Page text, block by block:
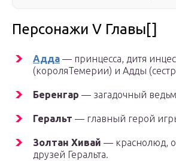
Персонажи V Главы[]
Адда — принцесса, дитя
(короляТемерии) и Адды
Беренгар — загадочный
Геральт — главный герой
Золтан Хивай — краснолюд,
друзей Геральта.